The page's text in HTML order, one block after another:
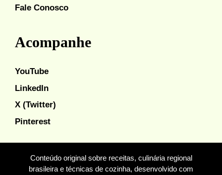
Fale Conosco
Acompanhe
YouTube
LinkedIn
X (Twitter)
Pinterest
Conteúdo original sobre receitas, culinária regional
brasileira e técnicas de cozinha, desenvolvido com